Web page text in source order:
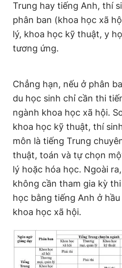
Trung hay tiếng Anh, thí
phân ban (khoa học xã
lý, khoa học kỹ thuật, y
tương ứng.
Chẳng hạn, nếu ở phân
du học sinh chỉ cần thi
ngành khoa học xã hội.
khoa học kỹ thuật, thí
môn là tiếng Trung
thuật, toán và tự chọn
lý hoặc hóa học. Ngoài
không cần tham gia kỳ
học bằng tiếng Anh ở
khoa học xã hội.